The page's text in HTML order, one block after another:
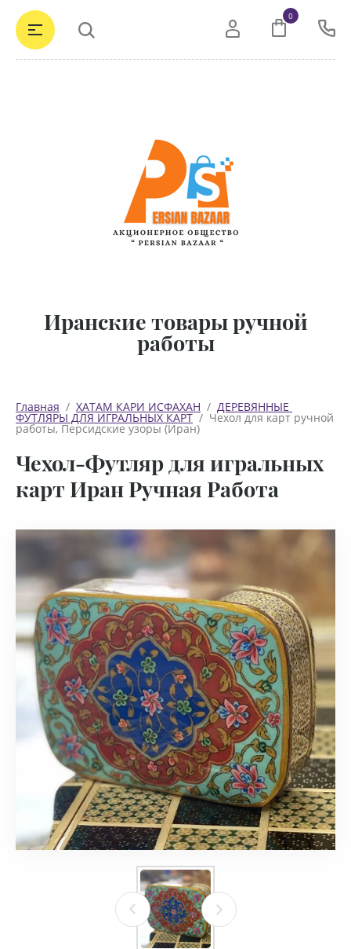
Иранские товары ручной
работы
0
Главная
  /
ХАТАМ КАРИ ИСФАХАН
  /
ДЕРЕВЯННЫЕ
ФУТЛЯРЫ ДЛЯ ИГРАЛЬНЫХ КАРТ
  /  Чехол для карт ручной
работы, Персидские узоры (Иран)
Чехол-Футляр для игральных
карт Иран Ручная Работа